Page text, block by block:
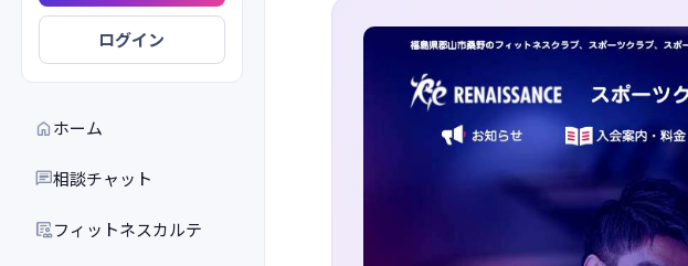
ログイン
ホーム
相談チャット
フィットネスカルテ